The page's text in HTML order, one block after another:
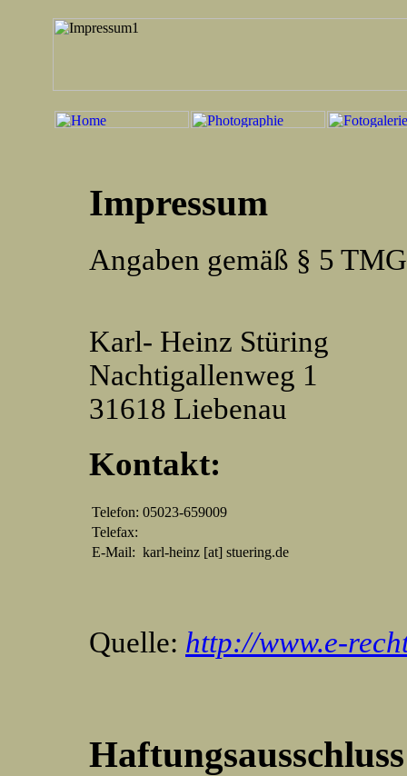
Impressum
Angaben gemäß § 5
Karl- Heinz Stüring
Nachtigallenweg 1
31618 Liebenau
Kontakt:
Telefon: 05023-659009
Telefax:
E-Mail: karl-heinz [at] stuering.de
Quelle: http://www.e-